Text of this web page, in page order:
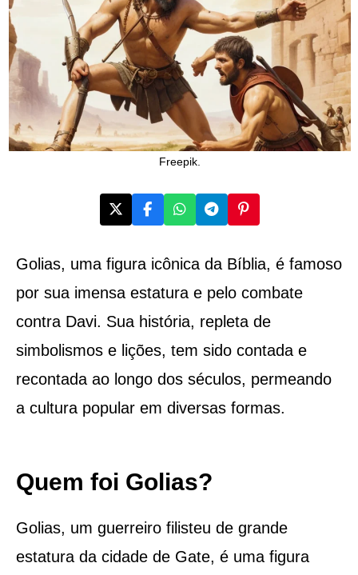
Freepik.
Golias, uma figura icônica da Bíblia, é famoso
por sua imensa estatura e pelo combate
contra Davi. Sua história, repleta de
simbolismos e lições, tem sido contada e
recontada ao longo dos séculos, permeando
a cultura popular em diversas formas.
Quem foi Golias?
Golias, um guerreiro filisteu de grande
estatura da cidade de Gate, é uma figura